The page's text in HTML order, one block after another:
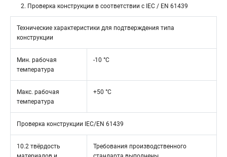
2. Проверка конструкции в соответствии с IEC / EN 61439
Технические характеристики для подтверждения типа
конструкции
Мин. рабочая
температура
-10 °C
Макс. рабочая
температура
+50 °C
Проверка конструкции IEC/EN 61439
10.2 твёрдость
Требования производственного